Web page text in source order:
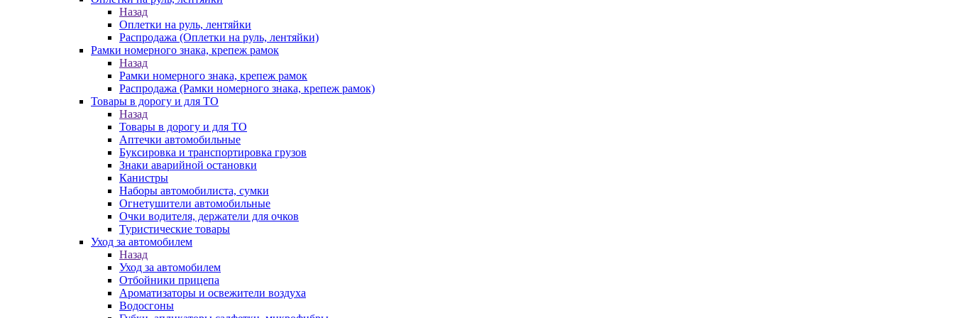
Назад
Оплетки на руль, лентяйки
Распродажа (Оплетки на руль, лентяйки)
Рамки номерного знака, крепеж рамок
Назад
Рамки номерного знака, крепеж рамок
Распродажа (Рамки номерного знака, крепеж рамок)
Товары в дорогу и для ТО
Назад
Товары в дорогу и для ТО
Аптечки автомобильные
Буксировка и транспортировка грузов
Знаки аварийной остановки
Канистры
Наборы автомобилиста, сумки
Огнетушители автомобильные
Очки водителя, держатели для очков
Туристические товары
Уход за автомобилем
Назад
Уход за автомобилем
Отбойники прицепа
Ароматизаторы и освежители воздуха
Водосгоны